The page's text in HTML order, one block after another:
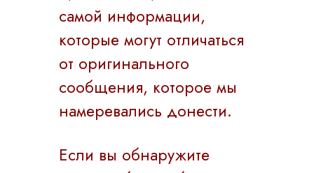
самой информации,
которые могут отличаться
от оригинального
сообщения, которое мы
намеревались донести.
Если вы обнаружите